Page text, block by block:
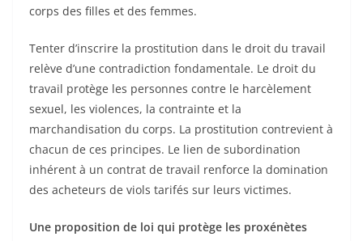
corps des filles et des femmes.
Tenter d’inscrire la prostitution dans le droit du travail
relève d’une contradiction fondamentale. Le droit du
travail protège les personnes contre le harcèlement
sexuel, les violences, la contrainte et la
marchandisation du corps. La prostitution contrevient à
chacun de ces principes. Le lien de subordination
inhérent à un contrat de travail renforce la domination
des acheteurs de viols tarifés sur leurs victimes.
Une proposition de loi qui protège les proxénètes